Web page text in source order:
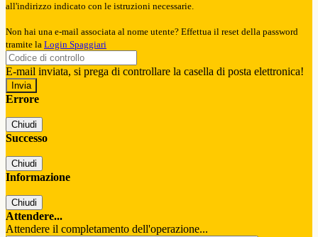
all'indirizzo indicato con le istruzioni necessarie.
Non hai una e-mail associata al nome utente? Effettua il reset della password
tramite la Login Spaggiari
E-mail inviata, si prega di controllare la casella di posta elettronica!
Errore
Chiudi
Successo
Chiudi
Informazione
Chiudi
Attendere...
Attendere il completamento dell'operazione...